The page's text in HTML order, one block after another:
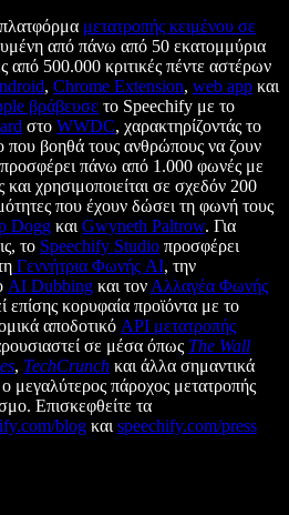
μετατροπής κειμένου σε
από πάνω από 50 εκατομμύρια
από 500.000 κριτικές πέντε αστέρων
, Chrome Extension, web app και
βράβευσε το Speechify με το
στο WWDC, χαρακτηρίζοντάς το
που βοηθά τους ανθρώπους να ζουν
πάνω από 1.000 φωνές με
χρησιμοποιείται σε σχεδόν 200
που έχουν δώσει τη φωνή τους
Dogg και Gwyneth Paltrow. Για
το Speechify Studio προσφέρει
Γεννήτρια Φωνής AI, την
AI Dubbing και τον Αλλαγέα Φωνής
κορυφαία προϊόντα με το
αποδοτικό API μετατροπής
σε μέσα όπως The Wall
, TechCrunch και άλλα σημαντικά
πάροχος μετατροπής
Επισκεφθείτε τα
blog και speechify.com/press